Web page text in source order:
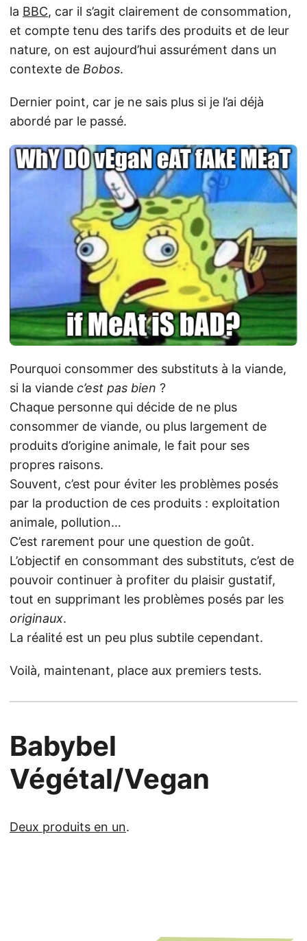
la BBC, car il s’agit clairement de consommation,
et compte tenu des tarifs des produits et de leur
nature, on est aujourd’hui assurément dans un
contexte de Bobos.
Dernier point, car je ne sais plus si je l’ai déjà
abordé par le passé.
Pourquoi consommer des substituts à la viande,
si la viande c’est pas bien ?
Chaque personne qui décide de ne plus
consommer de viande, ou plus largement de
produits d’origine animale, le fait pour ses
propres raisons.
Souvent, c’est pour éviter les problèmes posés
par la production de ces produits : exploitation
animale, pollution…
C’est rarement pour une question de goût.
L’objectif en consommant des substituts, c’est de
pouvoir continuer à profiter du plaisir gustatif,
tout en supprimant les problèmes posés par les
originaux.
La réalité est un peu plus subtile cependant.
Voilà, maintenant, place aux premiers tests.
Babybel
Végétal/Vegan
Deux produits en un.